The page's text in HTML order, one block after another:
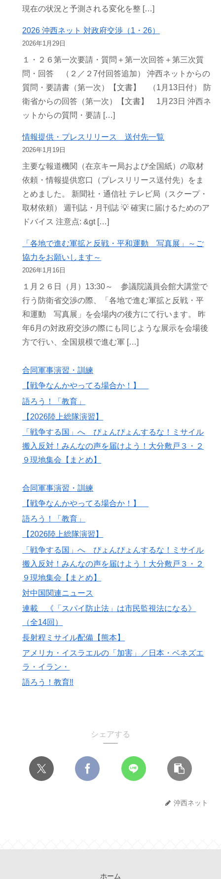
現在の状況と予測される変化を整 […]
2026 沖西ネット 対政府交渉（1・26）
2026年1月29日
１・２６第一次要請・質問＋第一次回答＋第三次質
問・回答 （２／２7付回答追加） 沖西ネットからの
質問・要請書（第一次）【文書】 （1月13日付） 防
衛省からの回答（第一次）【文書】 1月23日 沖西ネ
ットからの質問・要請 […]
情報提供・プレスリリース 送付先一覧
2026年1月19日
主要な報道機関（在京キー局および全国紙）の取材
依頼・情報提供窓口（プレスリリース送付先）をま
とめました。 新聞社・通信社 テレビ局（スクープ・
取材依頼） 週刊誌・月刊誌 💡 確実に届けるためのア
ドバイス 注意点: &gt […]
「各地で進む軍拡と反戦・平和運動 写真展」～ご
協力をお願いします～
2026年1月16日
１月２６日（月）13:30～ 参議院議員会館大講堂で
行う防衛省交渉の際、「各地で進む軍拡と反戦・平
和運動 写真展」を会場内の後方にて行います。 昨
年6月の対政府交渉の際にも同じような展示を会場後
方で行い、全国規模で進む軍 […]
合同軍事演習・訓練
【戦争なんかやってる場合か！】
語ろう！「教育」
【2026陸上総隊演習】
「戦争する国」へ ぴょんぴょんするな！ミサイル
搬入反対！みんなの声を届けよう！大分敷戸３・２
９現地集会【まとめ】
合同軍事演習・訓練
【戦争なんかやってる場合か！】
語ろう！「教育」
【2026陸上総隊演習】
「戦争する国」へ ぴょんぴょんするな！ミサイル
搬入反対！みんなの声を届けよう！大分敷戸３・２
９現地集会【まとめ】
対中国関連ニュース
連載 《「スパイ防止法」は市民監視法になる》
（全14回）
長射程ミサイル配備【熊本】
アメリカ・イスラエルの「加害」／日本・ベネズエ
ラ・イラン・
語ろう！教育‼
シェアする
沖西ネット
ホーム